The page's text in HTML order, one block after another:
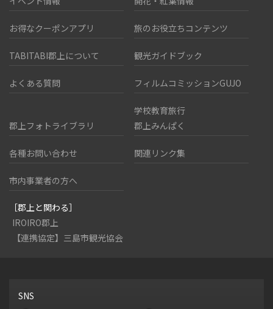
お得なクーポンアプリ 旅のお役立ちコンテンツ
TABITABI郡上について 観光ガイドブック
よくある質問 フィルムコミッションGUJO
郡上フォトライブラリ
学校教育旅行
郡上みんぱく
各種お問い合わせ 関連リンク集
市内事業者の方へ
［郡上と関わる］
IROIRO郡上
【連携協定】三島市観光協会
SNS